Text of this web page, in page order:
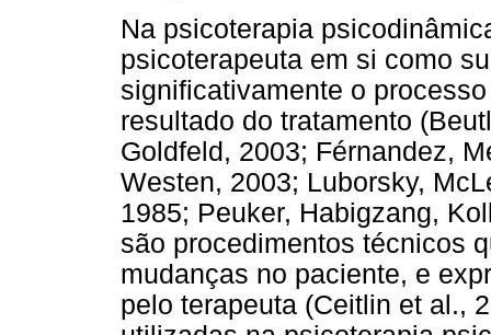
Na psicoterapia
psicoterapeuta em si como
significativamente o
resultado do tratamento
Goldfeld, 2003; Férnandez,
Westen, 2003; Luborsky,
1985; Peuker, Habigzang,
são procedimentos técnicos
mudanças no paciente, e
pelo terapeuta (Ceitlin et al.,